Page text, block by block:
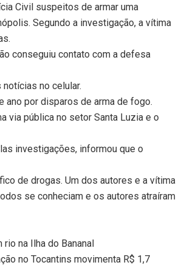
Civil suspeitos de armar uma
Segundo a investigação, a vítima
conseguiu contato com a defesa
no celular.
por disparos de arma de fogo.
via pública no setor Santa Luzia e o
investigações, informou que o
de drogas. Um dos autores e a vítima
se conheciam e os autores atraíram
na Ilha do Bananal
no Tocantins movimenta R$ 1,7